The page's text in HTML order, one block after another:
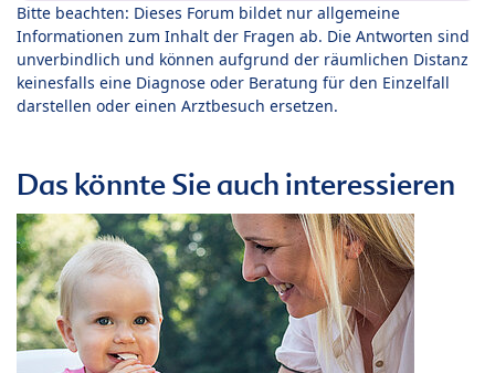
Bitte beachten: Dieses Forum bildet nur allgemeine
Informationen zum Inhalt der Fragen ab. Die Antworten sind
unverbindlich und können aufgrund der räumlichen Distanz
keinesfalls eine Diagnose oder Beratung für den Einzelfall
darstellen oder einen Arztbesuch ersetzen.
Das könnte Sie auch interessieren